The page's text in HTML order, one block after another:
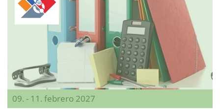
09. - 11. febrero 2027